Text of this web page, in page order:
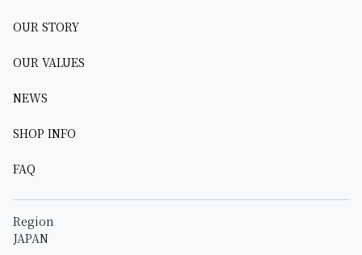
OUR STORY
OUR VALUES
NEWS
SHOP INFO
FAQ
Region
JAPAN